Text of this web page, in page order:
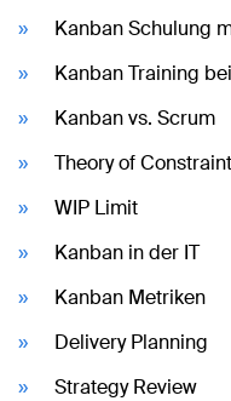
Kanban Schulung
Kanban Training
Kanban vs. Scrum
Theory of
WIP Limit
Kanban in der IT
Kanban Metriken
Delivery Planning
Strategy Review